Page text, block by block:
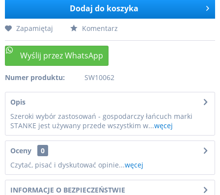
Dodaj do koszyka
Zapamiętaj Komentarz
Numer produktu: SW10062
Opis
Szeroki wybór zastosowań - gospodarczy łańcuch marki
STANKE jest używany przede wszystkim w...węcej
Oceny
0
Czytać, pisać i dyskutować opinie...węcej
INFORMACJE O BEZPIECZEŃSTWIE